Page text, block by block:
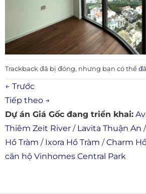
Trackback đã bị đóng, nhưng bạn có thể
← Trước
Tiếp theo →
Dự án Giá Gốc đang triển khai:
Thiêm Zeit River / Lavita Thuận An /
Hồ Tràm / Ixora Hồ Tràm /Charm
căn hộ Vinhomes Central Park